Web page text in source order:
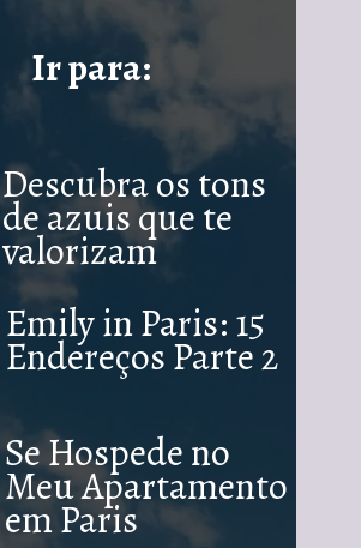
Descubra os tons
de azuis que te
valorizam
Ir para:
Se Hospede no
Meu Apartamento
em Paris
Emily in Paris: 15
Endereços Parte 2